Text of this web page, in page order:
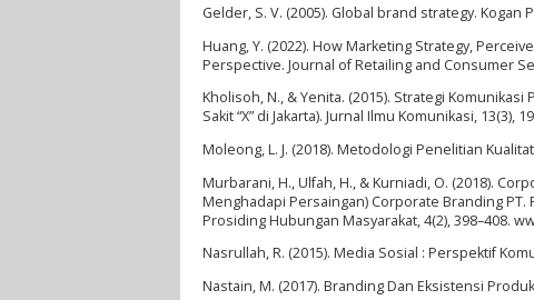
Gelder, S. V. (2005). Global brand strategy. Kogan
Huang, Y. (2022). How Marketing Strategy,
Perspective. Journal of Retailing and Consumer
Kholisoh, N., & Yenita. (2015). Strategi
Sakit “X” di Jakarta). Jurnal Ilmu Komunikasi,
Moleong, L. J. (2018). Metodologi Penelitian
Murbarani, H., Ulfah, H., & Kurniadi, O. (2018).
Menghadapi Persaingan) Corporate Branding
Prosiding Hubungan Masyarakat, 4(2), 398–408.
Nasrullah, R. (2015). Media Sosial : Perspektif
Nastain, M. (2017). Branding Dan Eksistensi